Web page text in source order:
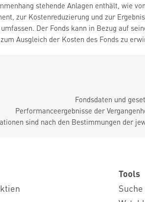
stehende Anlagen enthält, wie
zur Kostenreduzierung und zur
Der Fonds kann in Bezug auf
Ausgleich der Kosten des Fonds zu
Fondsdaten und
Performanceergebnisse der
sind nach den Bestimmungen der
Tools
Suche